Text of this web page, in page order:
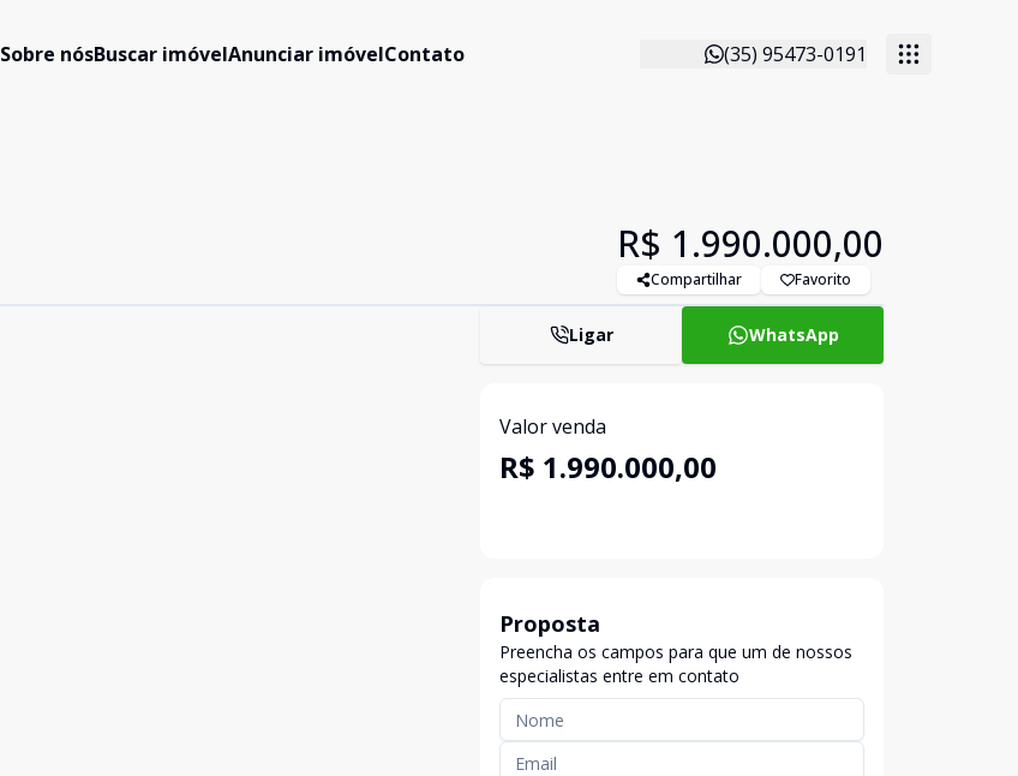
Sobre nósBuscar imóvelAnunciar imóvelContato (35) 95473-0191
R$ 1.990.000,00
Compartilhar Favorito
Ligar WhatsApp
Valor venda
R$ 1.990.000,00
Proposta
Preencha os campos para que um de nossos
especialistas entre em contato